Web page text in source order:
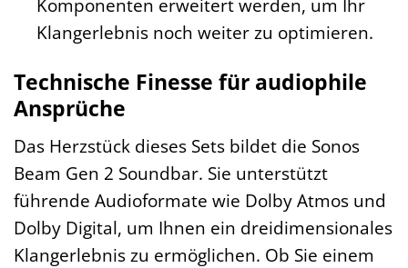
Komponenten erweitert werden, um Ihr
Klangerlebnis noch weiter zu optimieren.
Technische Finesse für audiophile
Ansprüche
Das Herzstück dieses Sets bildet die Sonos
Beam Gen 2 Soundbar. Sie unterstützt
führende Audioformate wie Dolby Atmos und
Dolby Digital, um Ihnen ein dreidimensionales
Klangerlebnis zu ermöglichen. Ob Sie einem